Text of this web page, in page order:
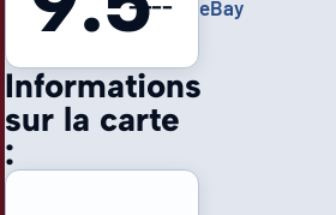
Informations
sur la carte
:
- ---
eBay